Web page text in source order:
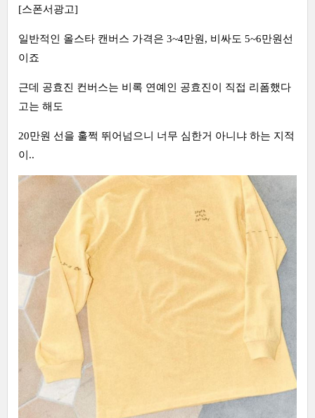
[스폰서광고]
일반적인 올스타 캔버스 가격은 3~4만원, 비싸도 5~6만원선
이죠
근데 공효진 컨버스는 비록 연예인 공효진이 직접 리폼했다
고는 해도
20만원 선을 훌쩍 뛰어넘으니 너무 심한거 아니냐 하는 지적
이..